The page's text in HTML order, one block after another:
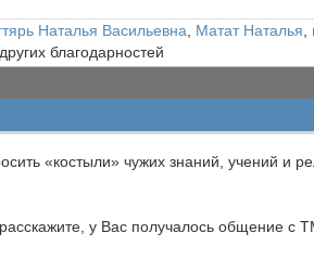
Наталья Васильевна Матат Наталья
благодарностей
«костыли» чужих знаний, учений и
у Вас получалось общение с